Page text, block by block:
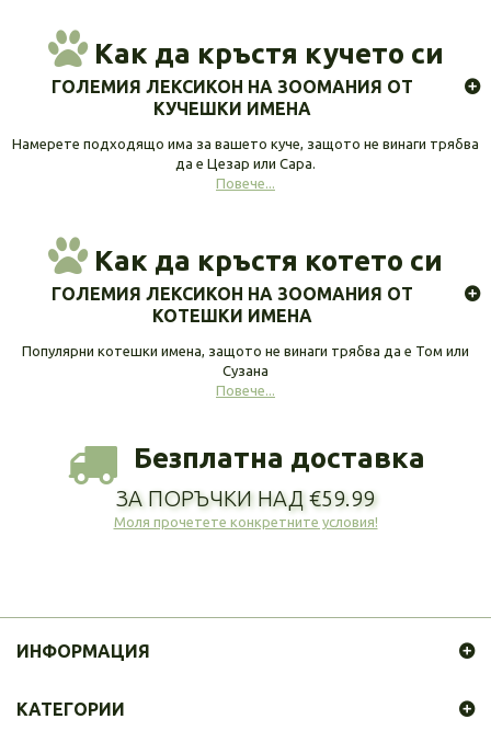
Как да кръстя кучето си
ГОЛЕМИЯ ЛЕКСИКОН НА ЗООМАНИЯ ОТ
КУЧЕШКИ ИМЕНА
Намерете подходящо има за вашето куче, защото не винаги трябва
да е Цезар или Сара.
Повече...
Как да кръстя котето си
ГОЛЕМИЯ ЛЕКСИКОН НА ЗООМАНИЯ ОТ
КОТЕШКИ ИМЕНА
Популярни котешки имена, защото не винаги трябва да е Том или
Сузана
Повече...
Безплатна доставка
ЗА ПОРЪЧКИ НАД €59.99
Моля прочетете конкретните условия!
ИНФОРМАЦИЯ
КАТЕГОРИИ